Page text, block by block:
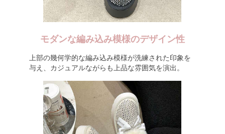
モダンな編み込み模様のデザイン性
上部の幾何学的な編み込み模様が洗練された印象を
与え、カジュアルながらも上品な雰囲気を演出。